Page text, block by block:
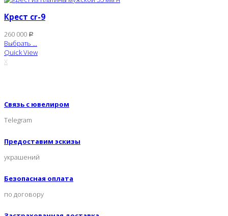
Крест cr-9
260 000 Р
Выбрать ...
Quick View
X
Связь с ювелиром
Telegram
Предоставим эскизы
украшений
Безопасная оплата
по договору